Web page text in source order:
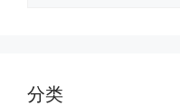
分类